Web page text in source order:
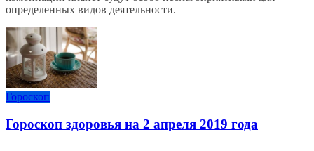
определенных видов деятельности.
Гороскоп
Гороскоп здоровья на 2 апреля 2019 года